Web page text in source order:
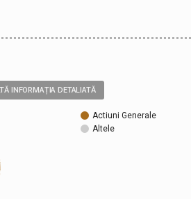
INFORMAȚIA DETALIATĂ
Actiuni Generale
Altele